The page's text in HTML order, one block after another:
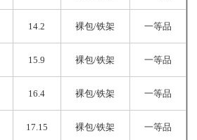
14.2 裸包/铁架 一等品
15.9 裸包/铁架 一等品
16.4 裸包/铁架 一等品
17.15 裸包/铁架 一等品